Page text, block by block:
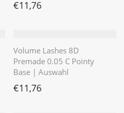
€11,76
Volume Lashes 8D
Premade 0.05 C Pointy
Base | Auswahl
€11,76